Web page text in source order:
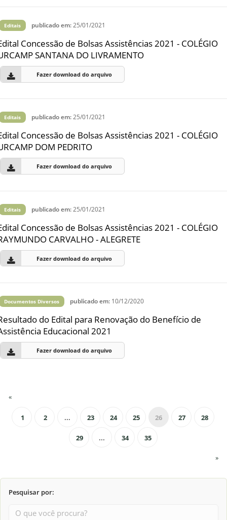
Editais publicado em:25/01/2021
Concessão de Bolsas Assistências 2021 - COLÉGIO
SANTANA DO LIVRAMENTO
Fazer download do arquivo
Editais publicado em:25/01/2021
Concessão de Bolsas Assistências 2021 - COLÉGIO
DOM PEDRITO
Fazer download do arquivo
Editais publicado em:25/01/2021
Concessão de Bolsas Assistências 2021 - COLÉGIO
CARVALHO - ALEGRETE
Fazer download do arquivo
Documentos Diversos publicado em: 10/12/2020
do Edital para Renovação do Benefício de
Educacional 2021
Fazer download do arquivo
«
1 2 ... 23 24 25 26 27 28
29 ... 34 35
»
Pesquisar por: